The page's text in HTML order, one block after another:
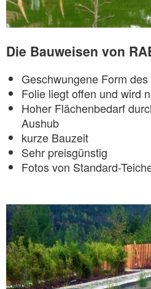
Die Bauweisen von
Geschwungene Form
Folie liegt offen und wird
Hoher Flächenbedarf
Aushub
kurze Bauzeit
Sehr preisgünstig
Fotos von Standard-